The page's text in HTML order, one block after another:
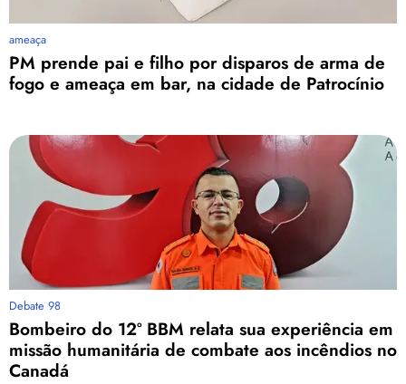
ameaça
PM prende pai e filho por disparos de arma de
fogo e ameaça em bar, na cidade de Patrocínio
Debate 98
Bombeiro do 12º BBM relata sua experiência em
missão humanitária de combate aos incêndios no
Canadá